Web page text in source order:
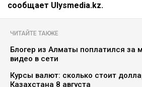
сообщает Ulysmedia.kz.
ЧИТАЙТЕ ТАКЖЕ
Блогер из Алматы поплатился за
видео в сети
Курсы валют: сколько стоит
Казахстана 8 августа